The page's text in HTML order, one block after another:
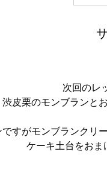
次回のレ
渋皮栗のモンブランと
ですがモンブランクリ
ケーキ土台をおま